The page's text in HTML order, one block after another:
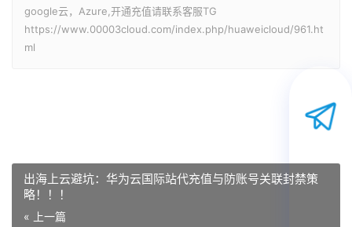
google云，Azure,开通充值请联系客服TG
https://www.00003cloud.com/index.php/huaweicloud/961.ht
ml
出海上云避坑：华为云国际站代充值与防账号关联封禁策
略！！！
« 上一篇